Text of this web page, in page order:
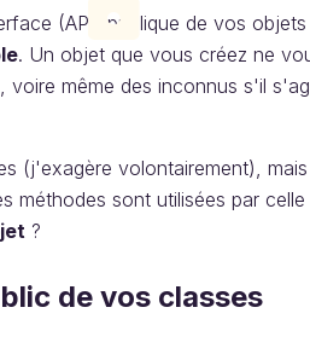
(API) publique de vos
. Un objet que vous créez ne
voire même des inconnus s'il
(j'exagère volontairement),
méthodes sont utilisées par
?
de vos classes